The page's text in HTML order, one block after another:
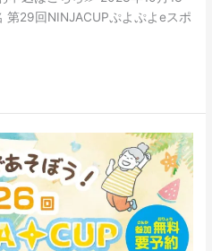
第29回NINJACUPぷよぷよeスポ